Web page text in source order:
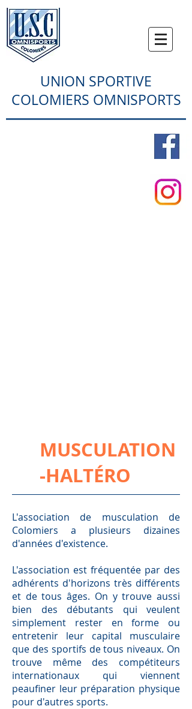
UNION SPORTIVE
COLOMIERS OMNISPORTS
MUSCULATION
-HALTÉRO
L'association de musculation de
Colomiers a plusieurs dizaines
d'années d'existence.
L'association est fréquentée par des
adhérents d'horizons très différents
et de tous âges. On y trouve aussi
bien des débutants qui veulent
simplement rester en forme ou
entretenir leur capital musculaire
que des sportifs de tous niveaux. On
trouve même des compétiteurs
internationaux qui viennent
peaufiner leur préparation physique
pour d'autres sports.